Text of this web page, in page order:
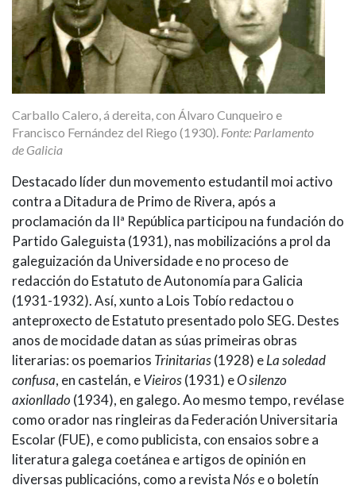
Carballo Calero, á dereita, con Álvaro Cunqueiro e
Francisco Fernández del Riego (1930). Fonte: Parlamento
de Galicia
Destacado líder dun movemento estudantil moi activo
contra a Ditadura de Primo de Rivera, após a
proclamación da IIª República participou na fundación do
Partido Galeguista (1931), nas mobilizacións a prol da
galeguización da Universidade e no proceso de
redacción do Estatuto de Autonomía para Galicia
(1931-1932). Así, xunto a Lois Tobío redactou o
anteproxecto de Estatuto presentado polo SEG. Destes
anos de mocidade datan as súas primeiras obras
literarias: os poemarios Trinitarias(1928) eLa soledad
confusa, en castelán, eVieiros(1931) eO silenzo
axionllado (1934), en galego. Ao mesmo tempo, revélase
como orador nas ringleiras da Federación Universitaria
Escolar (FUE), e como publicista, con ensaios sobre a
literatura galega coetánea e artigos de opinión en
diversas publicacións, como a revistaNóse o boletín